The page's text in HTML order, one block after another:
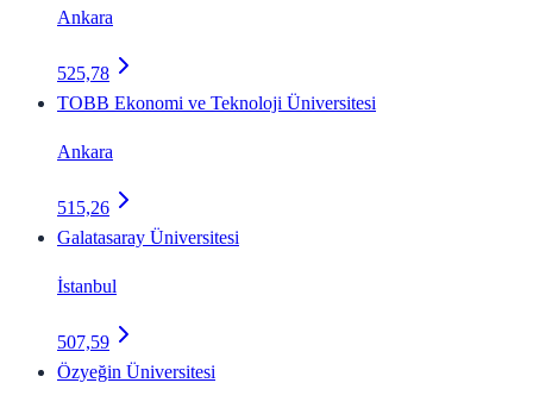
Ankara
525,78
TOBB Ekonomi ve Teknoloji Üniversitesi
Ankara
515,26
Galatasaray Üniversitesi
İstanbul
507,59
Özyeğin Üniversitesi